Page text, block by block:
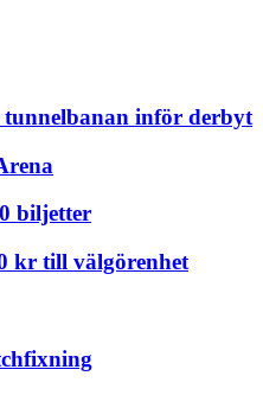
inför derbyt
biljetter
kr till välgörenhet